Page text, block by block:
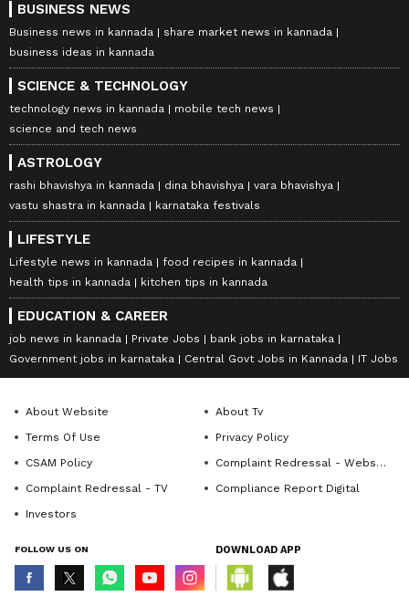
BUSINESS NEWS
Business news in kannada
share market news in kannada
business ideas in kannada
SCIENCE & TECHNOLOGY
technology news in kannada
mobile tech news
science and tech news
ASTROLOGY
rashi bhavishya in kannada dina bhavishya
vara bhavishya
vastu shastra in kannada
karnataka festivals
LIFESTYLE
Lifestyle news in kannada
food recipes in kannada
health tips in kannada
kitchen tips in kannada
EDUCATION & CAREER
job news in kannada Private Jobs
bank jobs in karnataka
Government jobs in karnataka
Central Govt Jobs in Kannada IT Jobs
About Website
About Tv
Terms Of Use
Privacy Policy
CSAM Policy
Complaint Redressal - Website
Complaint Redressal - TV
Compliance Report Digital
Investors
FOLLOW US ON DOWNLOAD APP